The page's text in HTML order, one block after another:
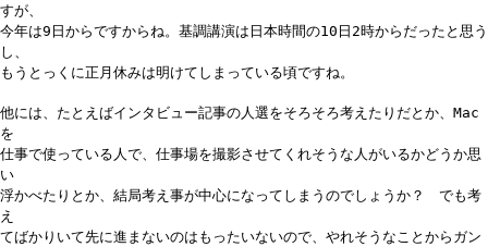
すが、
今年は9日からですからね。基調講演は日本時間の10日2時からだったと思う
し、
もうとっくに正月休みは明けてしまっている頃ですね。
他には、たとえばインタビュー記事の人選をそろそろ考えたりだとか、Mac
を
仕事で使っている人で、仕事場を撮影させてくれそうな人がいるかどうか思
い
浮かべたりとか、結局考え事が中心になってしまうのでしょうか？ でも考
え
てばかりいて先に進まないのはもったいないので、やれそうなことからガン